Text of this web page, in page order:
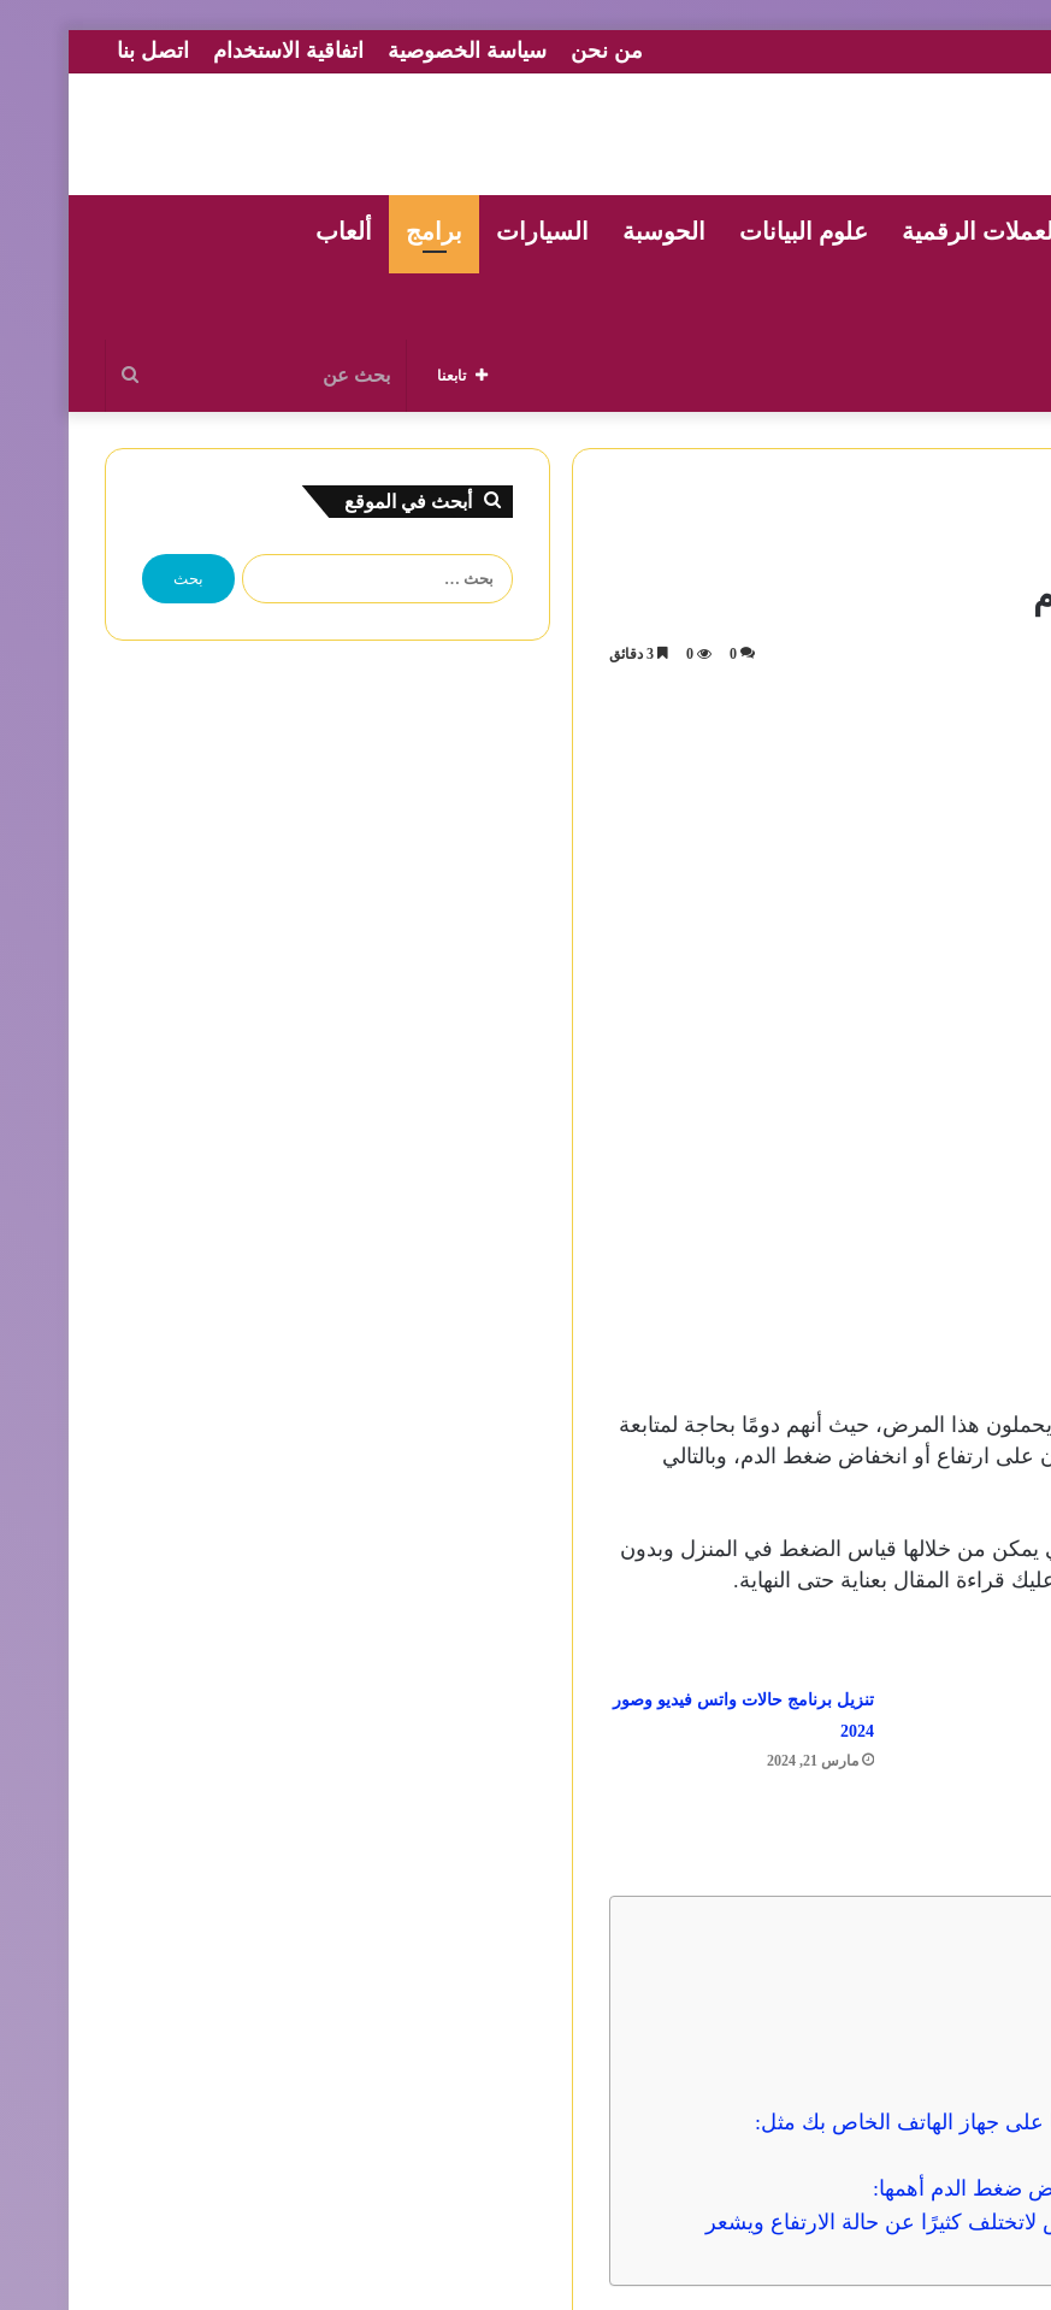
من نحن سياسة الخصوصية اتفاقية الاستخدام اتصل بنا
العملات الرقمية علوم البيانات الحوسبة السيارات برامج ألعاب
بحث
عن
تابعنا
0
0
هذا المرض، حيث أنهم دومًا بحاجة لمتابعة
ارتفاع أو انخفاض ضغط الدم، وبالتالي
يمكن من خلالها قياس الضغط في المنزل وبدون
قراءة المقال بعناية حتى النهاية.
تنزيل برنامج حالات واتس فيديو وصور
2024
مارس 21, 2024
على جهاز الهاتف الخاص بك مثل:
ضغط الدم أهمها:
كثيرًا عن حالة الارتفاع ويشعر
أبحث في الموقع
البحث
عن: